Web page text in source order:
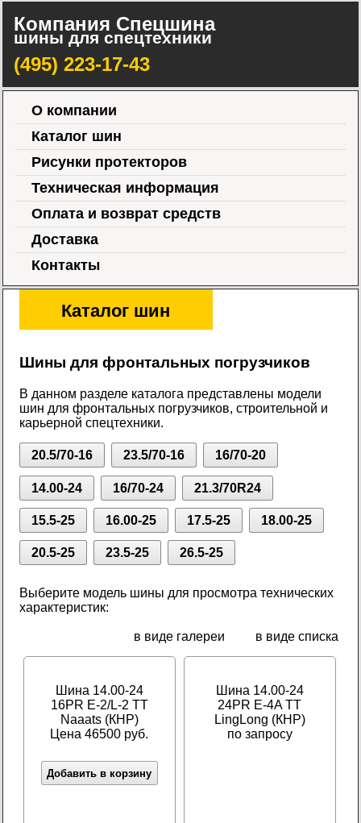
Компания Спецшина
шины для спецтехники
(495) 223-17-43
О компании
Каталог шин
Рисунки протекторов
Техническая информация
Оплата и возврат средств
Доставка
Контакты
Каталог шин
Шины для фронтальных погрузчиков
В данном разделе каталога представлены модели
шин для фронтальных погрузчиков, строительной и
карьерной спецтехники.
20.5/70-16 23.5/70-16 16/70-20
14.00-24 16/70-24 21.3/70R24
15.5-25 16.00-25 17.5-25 18.00-25
20.5-25 23.5-25 26.5-25
Выберите модель шины для просмотра технических
характеристик:
в виде списка
в виде галереи
Шина 14.00-24
16PR E-2/L-2 TT
Naaats (КНР)
Цена 46500 руб.
Добавить в корзину
Шина 14.00-24
24PR E-4A TT
LingLong (КНР)
по запросу